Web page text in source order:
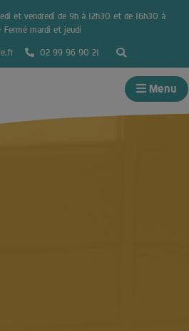
et vendredi de 9h à 12h30 et de 16h30 à
Fermé mardi et jeudi
02 99 96 90 21
Menu